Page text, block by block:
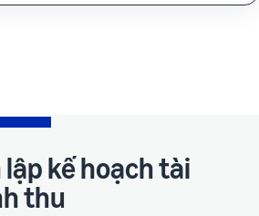
kế hoạch tài
thu